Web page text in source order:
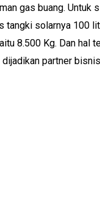
gas buang. Untuk
tangki solarnya 100
8.500 Kg. Dan hal
partner